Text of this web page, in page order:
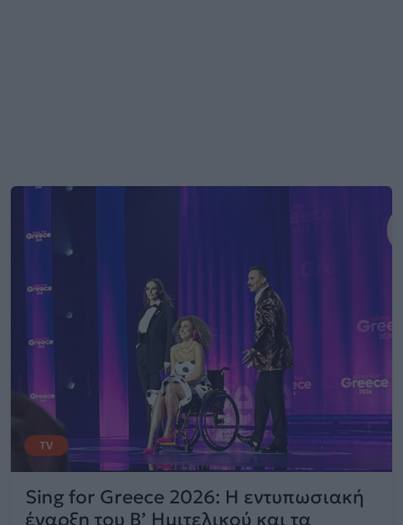
TV
Sing for Greece 2026: Η εντυπωσιακή
έναρξη του Β’ Ημιτελικού και τα